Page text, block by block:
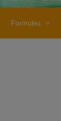
Formules